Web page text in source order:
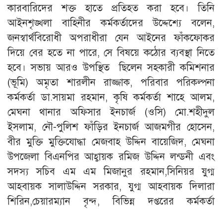
কারবারিদের শক্ত হাতে প্রতিহত করা হবে। তিনি
আইনশৃঙ্খলা বাহিনীর কর্মকর্তাদের উদ্দেশ্যে বলেন,
জনস্বার্থবিরোধী অপরাধীরা যেন আইনের ফাঁকফোকর
দিয়ে বের হতে না পারে, সে বিষয়ে কঠোর ব্যবস্থা নিতে
হবে। সভায় আরও উপস্থিত ছিলেন সহকারী কমিশনার
(ভূমি) অমৃতা শারলীন রাজ্জাক, পরিবার পরিকল্পনা
কর্মকর্তা ডা.সায়মা রহমান, কৃষি কর্মকর্তা শাহে আলম,
মেঘনা থানার অফিসার ইনচার্জ (ওসি) মো.শহীদুল
ইসলাম, নৌ-পুলিশ ফাঁড়ির ইনচার্জ আজমগীর হোসেন,
বীর মুক্তি মুক্তিযোদ্ধা মেজবাহ উদ্দিন বায়েজিদ, মেঘনা
উপজেলা বিএনপির আহ্বায়ক রমিজ উদ্দিন লন্ডনী এবং
সদস্য সচিব এম এম মিজানুর রহমান,সিনিয়র যুগ্ম
আহবায়ক সালাউদ্দিন সরকার, যুগ্ম আহবায়ক দিলারা
শিরিন,চেয়ারম্যান বৃন্দ, বিভিন্ন দপ্তরের কর্মকর্তা